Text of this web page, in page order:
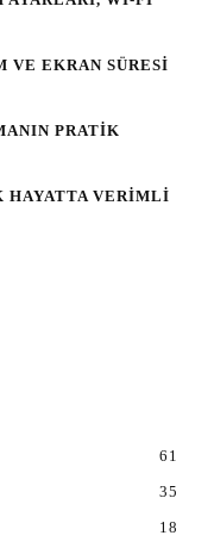
EKRAN SÜRESI
PRATIK
HAYATTA VERIMLI
61
35
18